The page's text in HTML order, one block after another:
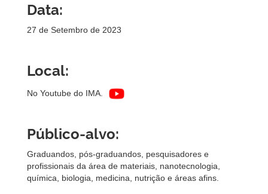
Data:
27 de Setembro de 2023
Local:
No Youtube do IMA.
Público-alvo:
Graduandos, pós-graduandos, pesquisadores e
profissionais da área de materiais, nanotecnologia,
química, biologia, medicina, nutrição e áreas afins.